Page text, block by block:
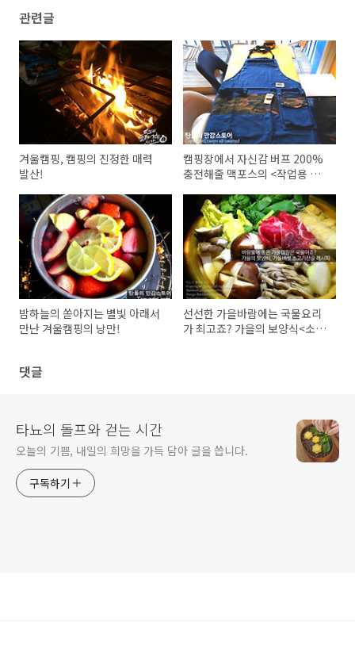
관련글
겨울캠핑, 캠핑의 진정한 매력
발산!
캠핑장에서 자신감 버프 200%
충전해줄 맥포스의 <작업용 앞
밤하늘의 쏟아지는 별빛 아래서
만난 겨울캠핑의 낭만!
선선한 가을바람에는 국물요리
가 최고죠? 가을의 보양식<소고
댓글
타뇨의 돌프와 걷는 시간
오늘의 기쁨, 내일의 희망을 가득 담아 글을 씁니다.
구독하기